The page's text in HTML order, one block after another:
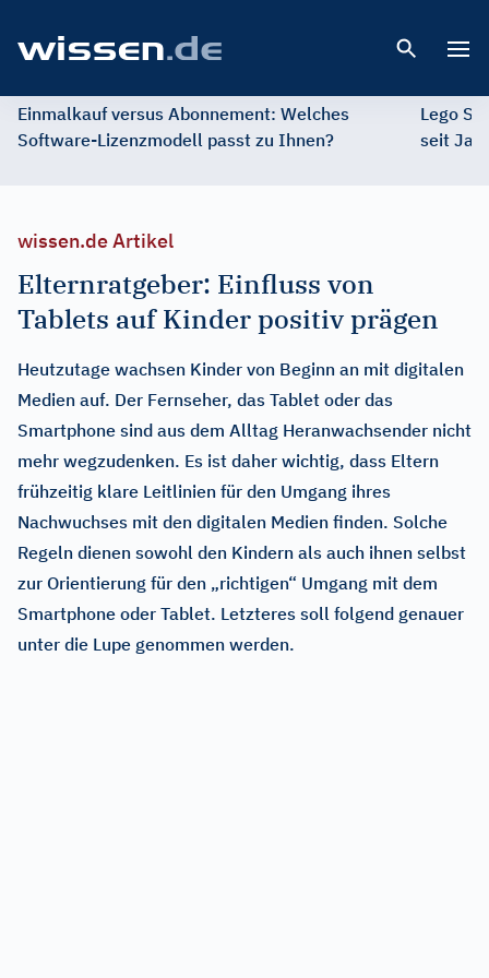
Einmalkauf versus Abonnement: Welches
Software-Lizenzmodell passt zu Ihnen?
Lego
seit
wissen.de Artikel
Elternratgeber: Einfluss von
Tablets auf Kinder positiv prägen
Heutzutage wachsen Kinder von Beginn an mit digitalen
Medien auf. Der Fernseher, das Tablet oder das
Smartphone sind aus dem Alltag Heranwachsender nicht
mehr wegzudenken. Es ist daher wichtig, dass Eltern
frühzeitig klare Leitlinien für den Umgang ihres
Nachwuchses mit den digitalen Medien finden. Solche
Regeln dienen sowohl den Kindern als auch ihnen selbst
zur Orientierung für den „richtigen“ Umgang mit dem
Smartphone oder Tablet. Letzteres soll folgend genauer
unter die Lupe genommen werden.